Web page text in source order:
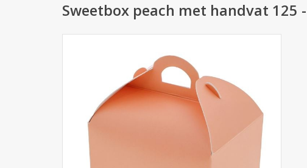
Sweetbox peach met handvat 125